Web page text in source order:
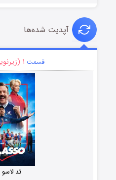
آپدیت شده‌ها
قسمت ۱ (زیرنویس)
تد لاسو